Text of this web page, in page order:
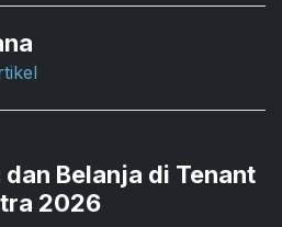
Belanja di Tenant
2026